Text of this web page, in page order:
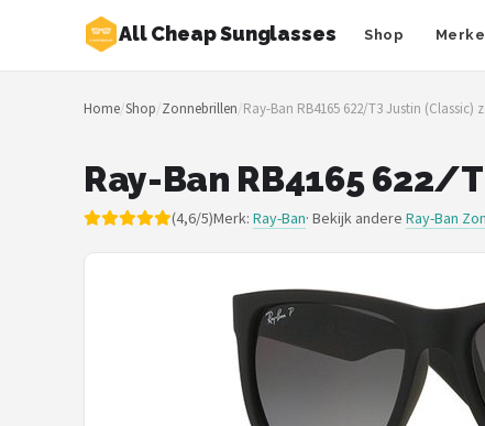
All Cheap Sunglasses Shop
Zoeken
NAVIGATIE
Merken
Home/Shop/Zonnebrillen/Ray-Ban RB4165 622/T3 Justin
Ray-Ban RB4165 622/
(4,6/5)Merk: Ray-Ban· Bekijk andere Ray-Ban